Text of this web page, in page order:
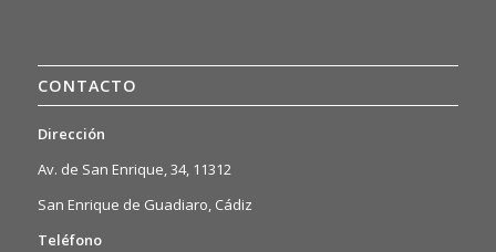
CONTACTO
Dirección
Av. de San Enrique, 34, 11312
San Enrique de Guadiaro, Cádiz
Teléfono